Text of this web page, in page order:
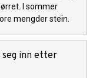
I sommer
mengder stein.
seg inn etter